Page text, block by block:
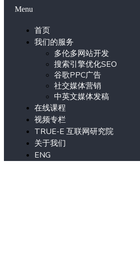
Menu
首页
我们的服务
多伦多网站开发
搜索引擎优化SEO
谷歌PPC广告
社交媒体营销
中英文媒体发稿
在线课程
视频专栏
TRUE-E 互联网研究院
关于我们
ENG